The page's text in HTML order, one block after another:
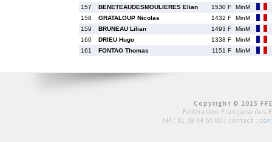
157
BENETEAUDESMOULIERES Elian 1530 F
MinM
158
GRATALOUP Nicolas 1432 F
MinM
159
BRUNEAU Lilian 1493 F
MinM
160
DRIEU Hugo 1338 F
MinM
161
FONTAO Thomas 1151 F MinM
Copyright © 2015
Fédération Française des
tél : 01 39 44 65 80 | contact :